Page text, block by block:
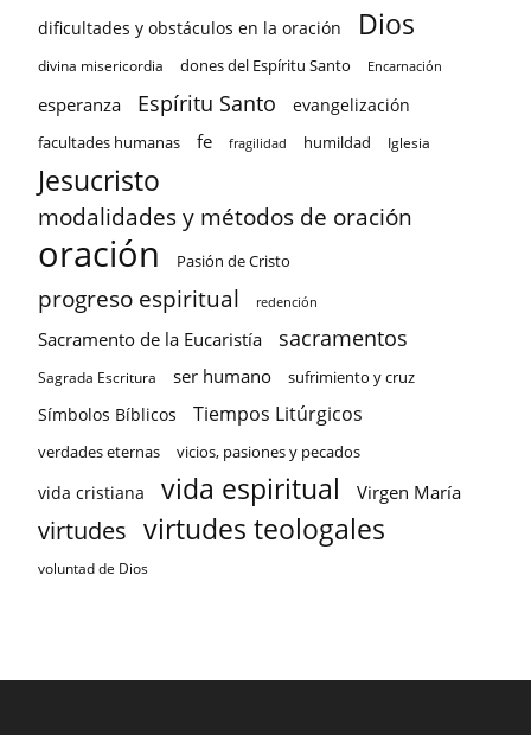
dificultades y obstáculos en la oración Dios
divina misericordia dones del Espíritu Santo Encarnación
esperanza Espíritu Santo evangelización
facultades humanas fe fragilidad humildad Iglesia
Jesucristo
modalidades y métodos de oración
oración Pasión de Cristo
progreso espiritual redención
Sacramento de la Eucaristía sacramentos
Sagrada Escritura ser humano sufrimiento y cruz
Símbolos Bíblicos Tiempos Litúrgicos
verdades eternas vicios, pasiones y pecados
vida cristiana vida espiritual Virgen María
virtudes virtudes teologales
voluntad de Dios